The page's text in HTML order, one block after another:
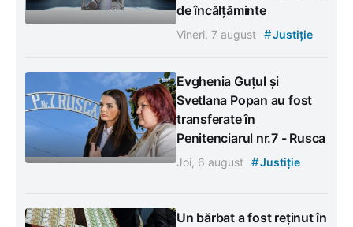
de încălțăminte
Vineri, 7 august #Justiție
Evghenia Guțul și
Svetlana Popan au fost
transferate în
Penitenciarul nr.7 - Rusca
Joi, 6 august #Justiție
Un bărbat a fost reținut în